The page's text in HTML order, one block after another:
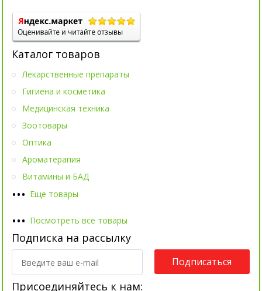
Каталог товаров
••• Еще товары
Лекарственные препараты
Гигиена и косметика
Медицинская техника
Зоотовары
Оптика
Ароматерапия
Витамины и БАД
••• Посмотреть все товары
Подписка на рассылку
Подписаться
Присоединяйтесь к нам: